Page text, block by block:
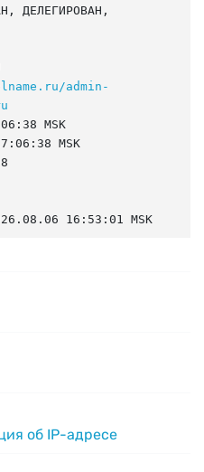
ДЕЛЕГИРОВАН,
admin-
MSK
MSK
16:53:01 MSK
об IP-адресе